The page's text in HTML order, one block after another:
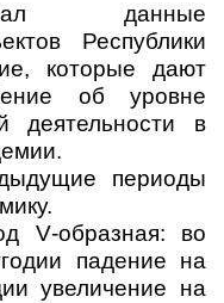
данные
Республики
которые дают
об уровне
деятельности в
периоды
V-образная: во
падение на
увеличение на